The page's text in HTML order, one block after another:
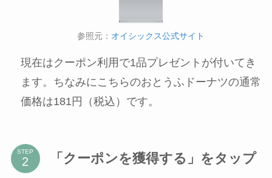
参照元： オイシックス公式サイト
現在はクーポン利用で1品プレゼントが付いてき
ます。ちなみにこちらのおとうふドーナツの通常
価格は181円（税込）です。
STEP 「クーポンを獲得する」をタップ